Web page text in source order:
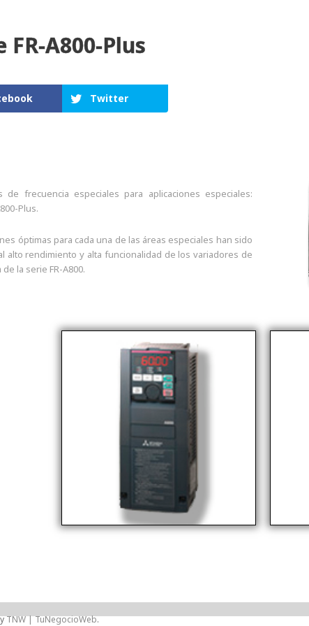
FR-A800-Plus
Twitter
de frecuencia especiales para aplicaciones especiales:
Plus.
óptimas para cada una de las áreas especiales han sido
alto rendimiento y alta funcionalidad de los variadores de
la serie FR-A800.
TNW | TuNegocioWeb.